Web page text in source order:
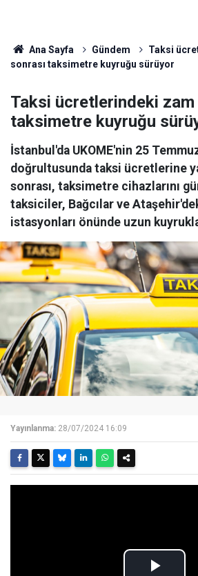
Ana Sayfa Gündem
Taksi
sonrası taksimetre kuyruğu sürüyor
Taksi ücretlerindeki zam
taksimetre kuyruğu
İstanbul'da UKOME'nin 25
doğrultusunda taksi ücretlerine
sonrası, taksimetre cihazlarını
taksiciler, Bağcılar ve
istasyonları önünde uzun
Yayınlanma: 28/07/2024 16:09